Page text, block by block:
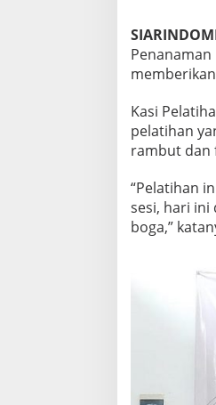
Penanaman
Kasi
pelatihan
rambut dan
“Pelatihan
sesi, hari ini
boga,”